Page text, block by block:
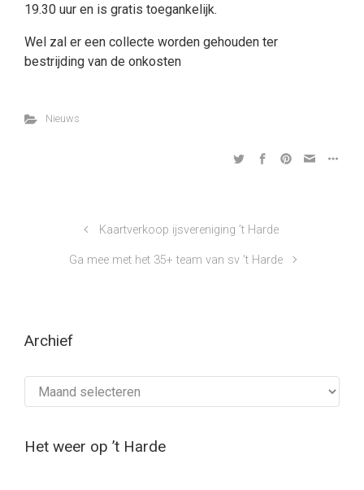
19.30 uur en is gratis toegankelijk.
Wel zal er een collecte worden gehouden ter
bestrijding van de onkosten
Nieuws
Kaartverkoop ijsvereniging ’t Harde
Ga mee met het 35+ team van sv ’t Harde
Archief
Het weer op ’t Harde